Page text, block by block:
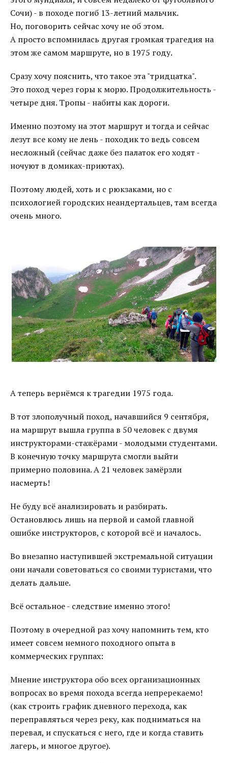
Сочи) - в походе погиб 13-летний мальчик.
Но, поговорить сейчас хочу не об этом.
А просто вспомнилась другая громкая трагедия на
этом же самом маршруте, но в 1975 году.
Сразу хочу пояснить, что такое эта "тридцатка".
Это поход через горы к морю. Продолжительность -
четыре дня. Тропы - набиты как дороги.
Именно поэтому на этот маршрут и тогда и сейчас
лезут все кому не лень - походик то ведь совсем
несложный (сейчас даже без палаток его ходят -
ночуют в домиках-приютах).
Поэтому людей, хоть и с рюкзаками, но с
психологией городских неандертальцев, там всегда
очень много.
А теперь вернёмся к трагедии 1975 года.
В тот злополучный поход, начавшийся 9 сентября,
на маршрут вышла группа в 50 человек с двумя
инструкторами-стажёрами - молодыми студентами.
В конечную точку маршрута смогли выйти
примерно половина. А 21 человек замёрзли
насмерть!
Не буду всё анализировать и разбирать.
Остановлюсь лишь на первой и самой главной
ошибке инструкторов, с которой всё и началось.
Во внезапно наступившей экстремальной ситуации
они начали советоваться со своими туристами, что
делать дальше.
Всё остальное - следствие именно этого!
Поэтому в очередной раз хочу напомнить тем, кто
имеет совсем немного походного опыта в
коммерческих группах:
Мнение инструктора обо всех организационных
вопросах во время похода всегда непререкаемо!
(как строить график дневного перехода, как
переправляться через реку, как подниматься на
перевал, и спускаться с него, где и когда ставить
лагерь, и многое другое).